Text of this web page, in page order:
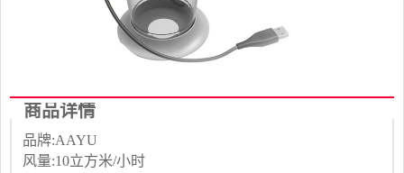
商品详情
品牌:AAYU
风量:10立方米/小时